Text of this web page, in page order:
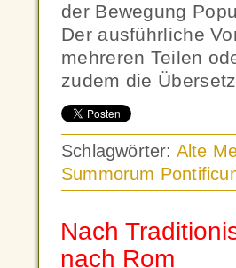
der Bewegung
Der ausführliche
mehreren Teilen
zudem die
Schlagwörter: Alte
Summorum
Nach
nach Rom